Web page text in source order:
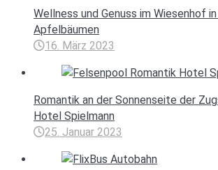
Wellness und Genuss im Wiesenhof
Apfelbäumen
16. März 2023
Romantik an der Sonnenseite der
Hotel Spielmann
25. Januar 2023